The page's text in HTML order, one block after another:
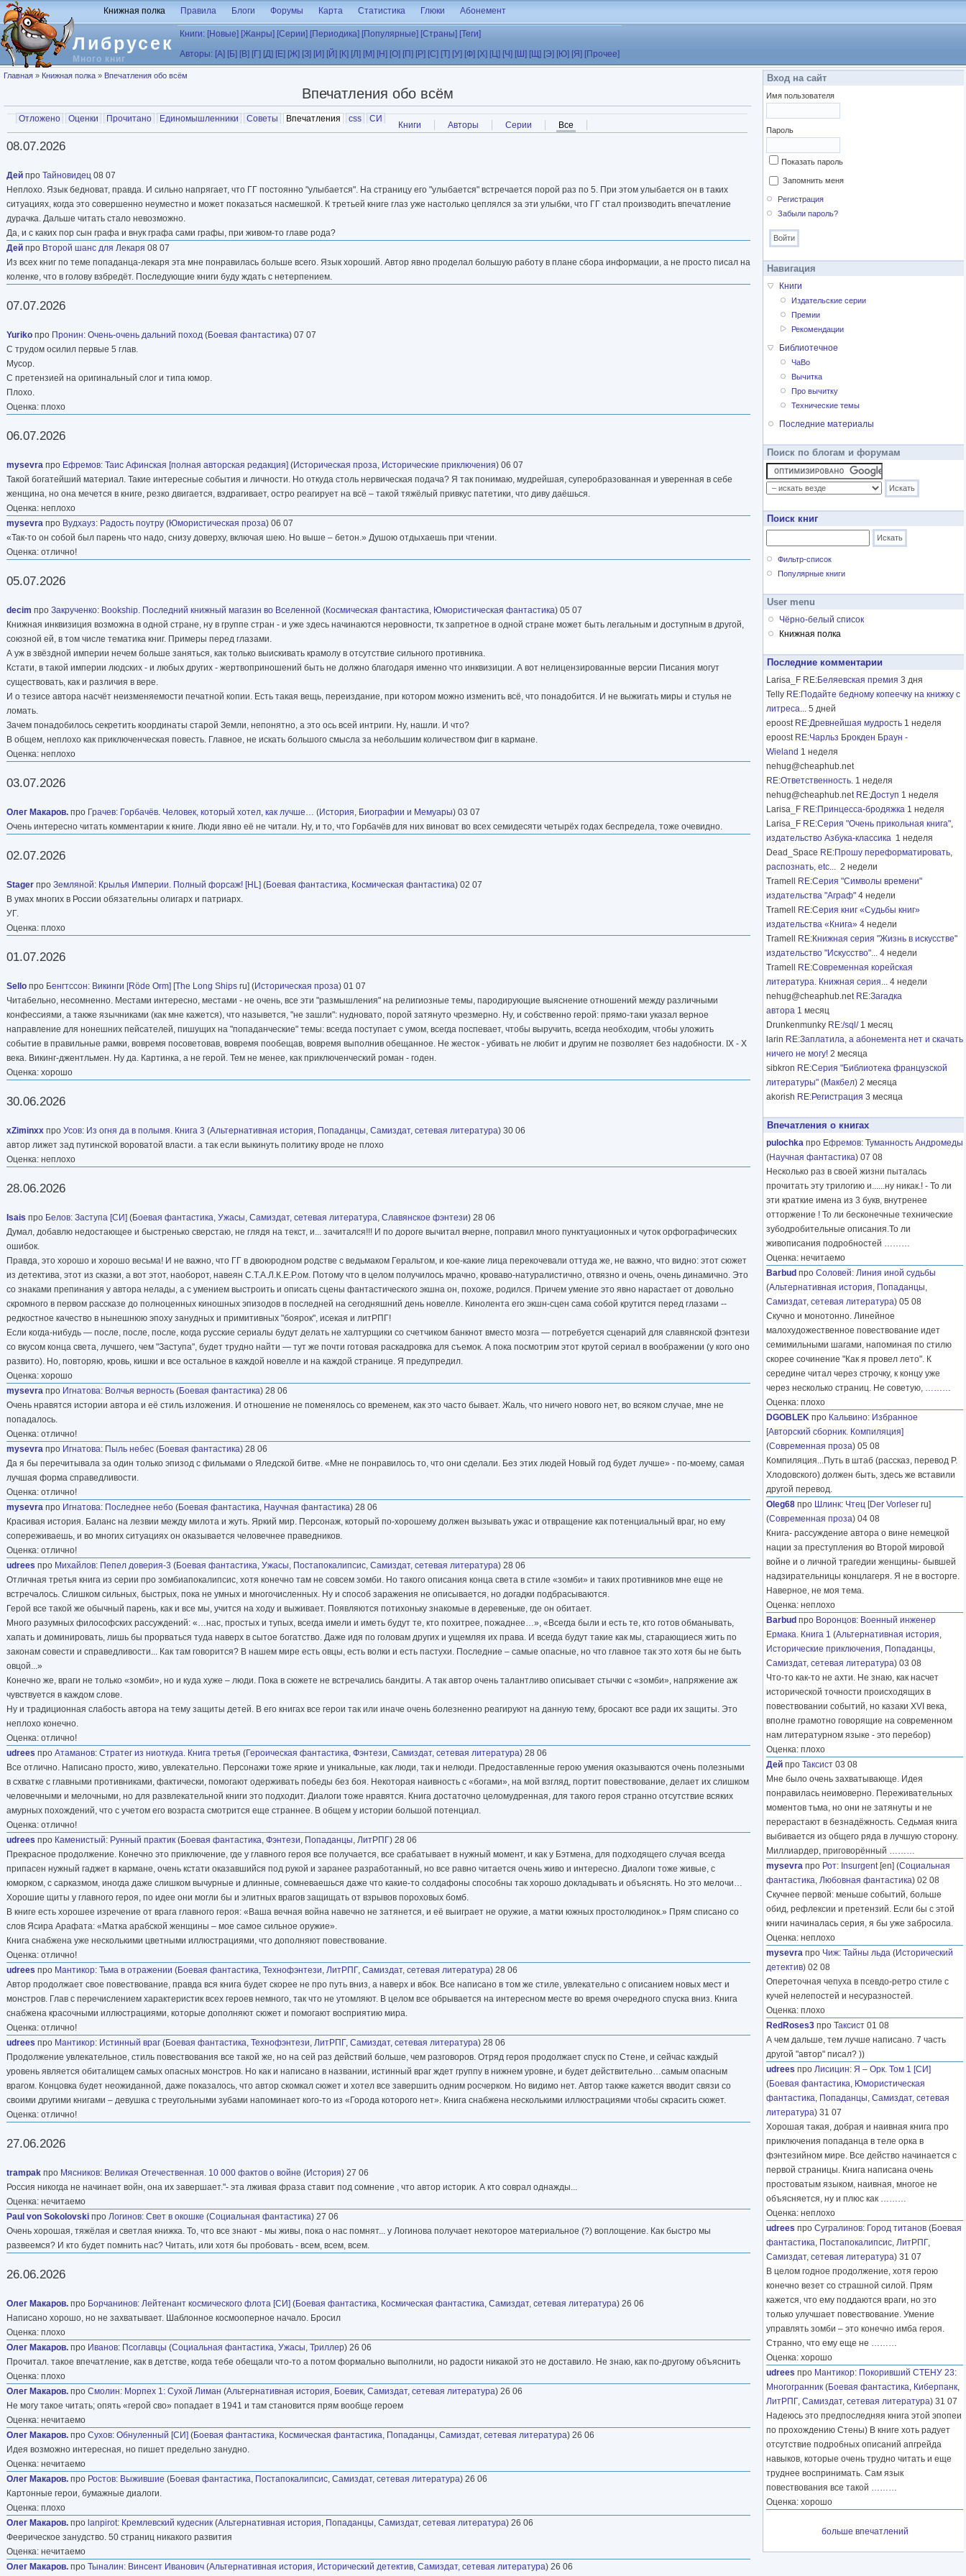
Перейти к основному содержанию
Либрусек
Много книг
Книжная полка Правила Блоги Форумы Карта Статистика Глюки Абонемент
Книги: [Новые] [Жанры] [Серии] [Периодика] [Популярные] [Страны] [Теги]
Авторы: [А] [Б] [В] [Г] [Д] [Е] [Ж] [З] [И] [Й] [К] [Л] [М] [Н] [О] [П] [Р] [С] [Т] [У] [Ф] [Х] [Ц] [Ч] [Ш] [Щ] [Э] [Ю] [Я] [Прочее]
Вы здесь
Главная » Книжная полка » Впечатления обо всём
Впечатления обо всём
Главные вкладки
Отложено Оценки Прочитано Единомышленники Советы Впечатления (активная вкладка)
css СИ
Вторичные вкладки Книги Авторы Серии Все
08.07.2026
Дей про Тайновидец 08 07
Неплохо. Язык бедноват, правда. И сильно напрягает, что ГГ постоянно "улыбается". На страницу его "улыбается" встречается порой раз по 5. При этом улыбается он в таких
ситуациях, когда это совершенно неуместно и может показаться насмешкой. К третьей книге глаз уже настолько цеплялся за эти улыбки, что ГГ стал производить впечатление
дурачка. Дальше читать стало невозможно.
Да, и с каких пор сын графа и внук графа сами графы, при живом-то главе рода?
Дей про Второй шанс для Лекаря 08 07
Из всех книг по теме попаданца-лекаря эта мне понравилась больше всего. Язык хороший. Автор явно проделал большую работу в плане сбора информации, а не просто писал на
коленке, что в голову взбредёт. Последующие книги буду ждать с нетерпением.
07.07.2026
Yuriko про Пронин: Очень-очень дальний поход (Боевая фантастика) 07 07
С трудом осилил первые 5 глав.
Мусор.
С претензией на оригинальный слог и типа юмор.
Плохо.
Оценка: плохо
06.07.2026
mysevra про Ефремов: Таис Афинская [полная авторская редакция] (Историческая проза, Исторические приключения) 06 07
Такой богатейший материал. Такие интересные события и личности. Но откуда столь нервическая подача? Я так понимаю, мудрейшая, суперобразованная и уверенная в себе
женщина, но она мечется в книге, резко двигается, вздрагивает, остро реагирует на всё – такой тяжёлый привкус патетики, что диву даёшься.
Оценка: неплохо
mysevra про Вудхауз: Радость поутру (Юмористическая проза) 06 07
«Так-то он собой был парень что надо, снизу доверху, включая шею. Но выше – бетон.» Душою отдыхаешь при чтении.
Оценка: отлично!
05.07.2026
decim про Закрученко: Bookship. Последний книжный магазин во Вселенной (Космическая фантастика, Юмористическая фантастика) 05 07
Книжная инквизиция возможна в одной стране, ну в группе стран - и уже здесь начинаются неровности, тк запретное в одной стране может быть легальным и доступным в другой,
союзной ей, в том числе тематика книг. Примеры перед глазами.
А уж в звёздной империи нечем больше заняться, как только выискивать крамолу в отсутствие сильного противника.
Кстати, в такой империи людских - и любых других - жертвоприношений быть не должно благодаря именно что инквизиции. А вот нелицензированные версии Писания могут
существовать, как и различия в вере.
И о тезисе автора насчёт неизменяемости печатной копии. Есть такая вещь, переиздание, при котором можно изменить всё, что понадобится. И не выжигать миры и стулья не
ломать.
Зачем понадобилось секретить координаты старой Земли, непонятно, а это ось всей интриги. Ну, нашли. И что?
В общем, неплохо как приключенческая повесть. Главное, не искать большого смысла за небольшим количеством фиг в кармане.
Оценка: неплохо
03.07.2026
Олег Макаров. про Грачев: Горбачёв. Человек, который хотел, как лучше… (История, Биографии и Мемуары) 03 07
Очень интересно читать комментарии к книге. Люди явно её не читали. Ну, и то, что Горбачёв для них виноват во всех семидесяти четырёх годах беспредела, тоже очевидно.
02.07.2026
Stager про Земляной: Крылья Империи. Полный форсаж! [HL] (Боевая фантастика, Космическая фантастика) 02 07
В умах многих в России обязательны олигарх и патриарх.
УГ.
Оценка: плохо
01.07.2026
Sello про Бенгтссон: Викинги [Röde Orm] [The Long Ships ru] (Историческая проза) 01 07
Читабельно, несомненно. Местами интересно, местами - не очень, все эти "размышления" на религиозные темы, пародирующие выяснение отношений между различными
конфессиями, а также язычниками (как мне кажется), что назывется, "не зашли": нудновато, порой затянуто чрезмерно. Ну, и собственно герой: прямо-таки указал верное
направление для нонешних пейсателей, пишущих на "попаданческие" темы: всегда поступает с умом, всегда поспевает, чтобы выручить, всегда необходим, чтобы уложить
событие в правильные рамки, вовремя посоветовав, вовремя пообещав, вовремя выполнив обещанное. Не жесток - убивать не любит и другим не позволяет без надобности. IX - X
века. Викинг-джентльмен. Ну да. Картинка, а не герой. Тем не менее, как приключенческий роман - годен.
Оценка: хорошо
30.06.2026
xZiminxx про Усов: Из огня да в полымя. Книга 3 (Альтернативная история, Попаданцы, Самиздат, сетевая литература) 30 06
автор лижет зад путинской вороватой власти. а так если выкинуть политику вроде не плохо
Оценка: неплохо
28.06.2026
Isais про Белов: Заступа [СИ] (Боевая фантастика, Ужасы, Самиздат, сетевая литература, Славянское фэнтези) 28 06
Думал, добавлю недостающее и быстренько сверстаю, не глядя на текст, и... зачитался!!! И по дороге вычитал вчерне, поправил много пунктуационных и чуток орфографических
ошибок.
Правда, это хорошо и хорошо весьма! И не важно, что ГГ в двоюродном родстве с ведьмаком Геральтом, и кое-какие лица перекочевали оттуда же, не важно, что видно: этот сюжет
из детектива, этот из сказки, а вот этот, наоборот, навеян С.Т.А.Л.К.Е.Р.ом. Потому что в целом получилось мрачно, кроваво-натуралистично, отвязно и очень, очень динамично. Это
со знаками препинания у автора нелады, а с умением выстроить и описать сцены фантастического экшна он, похоже, родился. Причем умение это явно нарастает от довольно
скромного в первом рассказе до полноценных киношных эпизодов в последней на сегодняшний день новелле. Кинолента его экшн-сцен сама собой крутится перед глазами --
редкостное качество в нынешнюю эпоху занудных и примитивных "боярок", исекая и литРПГ!
Если когда-нибудь — после, после, после, когда русские сериалы будут делать не халтурщики со счетчиком банкнот вместо мозга — потребуется сценарий для славянской фэнтези
со вкусом конца света, лучшего, чем "Заступа", будет трудно найти — тут же почти готовая раскадровка для съемок. А пока посмотрим этот крутой сериал в воображении (у кого оно
развито). Но, повторяю, кровь, кишки и все остальное в каждой новелле и на каждой странице. Я предупредил.
Оценка: хорошо
mysevra про Игнатова: Волчья верность (Боевая фантастика) 28 06
Очень нравятся истории автора и её стиль изложения. И отношение не поменялось со временем, как это часто бывает. Жаль, что ничего нового нет, во всяком случае, мне не
попадалось.
Оценка: отлично!
mysevra про Игнатова: Пыль небес (Боевая фантастика) 28 06
Да я бы перечитывала за один только эпизод с фильмами о Яледской битве. «Мне не понравилось то, что они сделали. Без этих людей Новый год будет лучше» - по-моему, самая
лучшая форма справедливости.
Оценка: отлично!
mysevra про Игнатова: Последнее небо (Боевая фантастика, Научная фантастика) 28 06
Красивая история. Баланс на лезвии между милота и жуть. Яркий мир. Персонаж, который по-хорошему должен вызывать ужас и отвращение как потенциальный враг, но ему
сопереживаешь, и во многих ситуациях он оказывается человечнее праведников.
Оценка: отлично!
udrees про Михайлов: Пепел доверия-3 (Боевая фантастика, Ужасы, Постапокалипсис, Самиздат, сетевая литература) 28 06
Отличная третья книга из серии про зомбиапокалипсис, хотя конечно там не совсем зомби. Но такого описания конца света в стиле «зомби» и таких противников мне еще не
встречалось. Слишком сильных, быстрых, пока не умных и многочисленных. Ну и способ заражения не описывается, но догадки подбрасываются.
Герой все такой же обычный парень, как и все мы, учится на ходу и выживает. Появляются потихоньку знакомые в деревеньке, где он обитает.
Много разумных философских рассуждений: «…нас, простых и тупых, всегда имели и иметь будут те, кто похитрее, пожаднее…», «Всегда были и есть те, кто готов обманывать,
хапать и доминировать, лишь бы прорваться туда наверх в сытое богатство. Даже идя по головам других и ущемляя их права. И всегда будут такие как мы, старающиеся жить по
законам совести и справедливости... Как там говорится? В нашем мире есть овцы, есть волки и есть пастухи. Последние – самые опасные, но что главное так это хотя бы не быть
овцой...»
Конечно же, враги не только «зомби», но и куда хуже – люди. Пока в сюжете не встречались бандиты. А так автор очень талантливо описывает стычки с «зомби», напряжение аж
чувствуется в каждом слове.
Ну и традиционная слабость автора на тему защиты детей. В его книгах все герои так или иначе очень болезненно реагируют на данную тему, бросают все ради их защиты. Это
неплохо конечно.
Оценка: отлично!
udrees про Атаманов: Стратег из ниоткуда. Книга третья (Героическая фантастика, Фэнтези, Самиздат, сетевая литература) 28 06
Все отлично. Написано просто, живо, увлекательно. Персонажи тоже яркие и уникальные, как люди, так и нелюди. Предоставленные герою умения оказываются очень полезными
в схватке с главными противниками, фактически, помогают одерживать победы без боя. Некоторая наивность с «богами», на мой взгляд, портит повествование, делает их слишком
человечными и мелочными, но для развлекательной книги это подходит. Диалоги тоже нравятся. Книга достаточно целомудренная, для такого героя странно отсутствие всяких
амурных похождений, что с учетом его возраста смотрится еще страннее. В общем у истории большой потенциал.
Оценка: отлично!
udrees про Каменистый: Рунный практик (Боевая фантастика, Фэнтези, Попаданцы, ЛитРПГ) 28 06
Прекрасное продолжение. Конечно это приключение, где у главного героя все получается, все срабатывает в нужный момент, и как у Бэтмена, для подходящего случая всегда
припасен нужный гаджет в кармане, очень кстати оказавшийся под рукой и заранее разработанный, но все равно читается очень живо и интересно. Диалоги тоже живые, с
юморком, с сарказмом, иногда даже слишком вычурные и длинные, сомневаешься даже что какие-то солдафоны способны так хорошо докладывать и объяснять. Но это мелочи…
Хорошие щиты у главного героя, по идее они могли бы и элитных врагов защищать от взрывов пороховых бомб.
В книге есть хорошее изречение от врага главного героя: «Ваша вечная война навечно не затянется, и её выиграет не оружие, а матки южных простолюдинок.» Прям списано со
слов Ясира Арафата: «Матка арабской женщины – мое самое сильное оружие».
Книга снабжена уже несколькими цветными иллюстрациями, что дополняют повествование.
Оценка: отлично!
udrees про Мантикор: Тьма в отражении (Боевая фантастика, Технофэнтези, ЛитРПГ, Самиздат, сетевая литература) 28 06
Автор продолжает свое повествование, правда вся книга будет скорее не про путь вниз, а наверх и вбок. Все написано в том же стиле, увлекательно с описанием новых мест и
монстров. Глав с перечислением характеристик всех героев немного, так что не утомляют. В целом все обрывается на интересном месте во время очередного спуска вниз. Книга
снабжена красочными иллюстрациями, которые дополняют сюжет и помогают восприятию мира.
Оценка: отлично!
udrees про Мантикор: Истинный враг (Боевая фантастика, Технофэнтези, ЛитРПГ, Самиздат, сетевая литература) 28 06
Продолжение увлекательное, стиль повествования все такой же, но на сей раз действий больше, чем разговоров. Отряд героя продолжает спуск по Стене, и сейчас каждый
уровень является обиталищем самых опасных монстров. Но как и написано в названии, истинный враг ждет группу в нижнем уровне, и будет действительно…самым опасным
врагом. Концовка будет неожиданной, даже показалось, что автор скомкал сюжет и хотел все завершить одним росчерком. Но видимо нет. Автор также кажется вводит связи со
своими другими книгами – девушка с треугольными зубами напоминает кого-то из «Города которого нет». Книга снабжена несколькими иллюстрациями чтобы скрасить сюжет.
Оценка: отлично!
27.06.2026
trampak про Мясников: Великая Отечественная. 10 000 фактов о войне (История) 27 06
Россия никогда не начинает войн, она их завершает."- эта лживая фраза ставит под сомнение , что автор историк. А кто соврал однажды...
Оценка: нечитаемо
Paul von Sokolovski про Логинов: Свет в окошке (Социальная фантастика) 27 06
Очень хорошая, тяжёлая и светлая книжка. То, что все знают - мы живы, пока о нас помнят... у Логинова получает некоторое материальное (?) воплощение. Как быстро мы
развеемся? И кто будет помнить нас? Читать, или хотя бы пробовать - всем, всем, всем.
26.06.2026
Олег Макаров. про Борчанинов: Лейтенант космического флота [СИ] (Боевая фантастика, Космическая фантастика, Самиздат, сетевая литература) 26 06
Написано хорошо, но не захватывает. Шаблонное космооперное начало. Бросил
Оценка: плохо
Олег Макаров. про Иванов: Псоглавцы (Социальная фантастика, Ужасы, Триллер) 26 06
Прочитал. такое впечатление, как в детстве, когда тебе обещали что-то а потом формально выполнили, но радости никакой это не доставило. Не знаю, как по-другому объяснить
Оценка: плохо
Олег Макаров. про Смолин: Морпех 1: Сухой Лиман (Альтернативная история, Боевик, Самиздат, сетевая литература) 26 06
Не могу такое читать; опять «герой сво» попадает в 1941 и там становится прям вообще героем
Оценка: нечитаемо
Олег Макаров. про Сухов: Обнуленный [СИ] (Боевая фантастика, Космическая фантастика, Попаданцы, Самиздат, сетевая литература) 26 06
Идея возможно интересная, но пишет предельно занудно.
Оценка: нечитаемо
Олег Макаров. про Ростов: Выжившие (Боевая фантастика, Постапокалипсис, Самиздат, сетевая литература) 26 06
Картонные герои, бумажные диалоги.
Оценка: плохо
Олег Макаров. про lanpirot: Кремлевский кудесник (Альтернативная история, Попаданцы, Самиздат, сетевая литература) 26 06
Феерическое занудство. 50 страниц никакого развития
Оценка: нечитаемо
Олег Макаров. про Тыналин: Винсент Иванович (Альтернативная история, Исторический детектив, Самиздат, сетевая литература) 26 06
Вход на сайт
Имя пользователя
Пароль
Показать пароль
Запомнить меня
Регистрация
Забыли пароль?
Навигация
Книги
Издательские серии
Премии
Рекомендации
Библиотечное
ЧаВо
Вычитка
Про вычитку
Технические темы
Последние материалы
Поиск по блогам и форумам
Поиск книг
Фильтр-список
Популярные книги
User menu
Чёрно-белый список
Книжная полка
Последние комментарии
Larisa_F RE:Беляевская премия 3 дня
Telly RE:Подайте бедному копеечку на книжку с
литреса... 5 дней
epoost RE:Древнейшая мудрость 1 неделя
epoost RE:Чарльз Брокден Браун -
Wieland 1 неделя
nehug@cheaphub.net
RE:Ответственность. 1 неделя
nehug@cheaphub.net RE:Доступ 1 неделя
Larisa_F RE:Принцесса-бродяжка 1 неделя
Larisa_F RE:Серия "Очень прикольная книга",
издательство Азбука-классика 1 неделя
Dead_Space RE:Прошу переформатировать,
распознать, etc... 2 недели
Tramell
RE:Серия "Символы времени"
издательства "Аграф" 4 недели
Tramell
RE:Серия книг «Судьбы книг»
издательства «Книга» 4 недели
Tramell
RE:Книжная серия "Жизнь в искусстве"
издательство "Искусство"... 4 недели
Tramell
RE:Современная корейская
литература. Книжная серия... 4 недели
nehug@cheaphub.net RE:Загадка
автора 1 месяц
Drunkenmunky RE:/sql/ 1 месяц
larin RE:Заплатила, а абонемента нет и скачать
ничего не могу! 2 месяца
sibkron RE:Серия "Библиотека французской
литературы" (Макбел) 2 месяца
akorish RE:Регистрация 3 месяца
Впечатления о книгах
pulochka про Ефремов: Туманность Андромеды
(Научная фантастика) 07 08
Несколько раз в своей жизни пыталась
прочитать эту трилогию и......ну никак.! - То ли
эти краткие имена из 3 букв, внутренее
отторжение ! То ли бесконечные технические
зубодробительные описания.То ли
живописания подробностей ………
Оценка: нечитаемо
Barbud про Соловей: Линия иной судьбы
(Альтернативная история, Попаданцы,
Самиздат, сетевая литература) 05 08
Скучно и монотонно. Линейное
малохудожественное повествование идет
семимильными шагами, напоминая по стилю
скорее сочинение "Как я провел лето". К
середине читал через строчку, к концу уже
через несколько страниц. Не советую, ………
Оценка: плохо
DGOBLEK про Кальвино: Избранное
[Авторский сборник. Компиляция]
(Современная проза) 05 08
Компиляция...Путь в штаб (рассказ, перевод Р.
Хлодовского) должен быть, здесь же вставили
другой перевод.
Oleg68 про Шлинк: Чтец [Der Vorleser ru]
(Современная проза) 04 08
Книга- рассуждение автора о вине немецкой
нации за преступления во Второй мировой
войне и о личной трагедии женщины- бывшей
надзирательницы концлагеря. Я не в восторге.
Наверное, не моя тема.
Оценка: неплохо
Barbud про Воронцов: Военный инженер
Ермака. Книга 1 (Альтернативная история,
Исторические приключения, Попаданцы,
Самиздат, сетевая литература) 03 08
Что-то как-то не ахти. Не знаю, как насчет
исторической точности происходящих в
повествовании событий, но казаки XVI века,
вполне грамотно говорящие на современном
нам литературном языке - это перебор)
Оценка: плохо
Дей про Таксист 03 08
Мне было очень захватывающе. Идея
понравилась неимоверно. Переживательных
моментов тьма, но они не затянуты и не
перерастают в безнадёжность. Седьмая книга
выбивается из общего ряда в лучшую сторону.
Миллиардер, приговорённый ………
mysevra про Рот: Insurgent[en] (Социальная
фантастика, Любовная фантастика) 02 08
Скучнее первой: меньше событий, больше
обид, рефлексии и претензий. Если бы с этой
книги начиналась серия, я бы уже забросила.
Оценка: неплохо
mysevra про Чиж: Тайны льда (Исторический
детектив) 02 08
Опереточная чепуха в псевдо-ретро стиле с
кучей нелепостей и несуразностей.
Оценка: плохо
RedRoses3 про Таксист 01 08
А чем дальше, тем лучше написано. 7 часть
другой "автор" писал? ))
udrees про Лисицин: Я – Орк. Том 1 [СИ]
(Боевая фантастика, Юмористическая
фантастика, Попаданцы, Самиздат, сетевая
литература) 31 07
Хорошая такая, добрая и наивная книга про
приключения попаданца в теле орка в
фэнтезийном мире. Все действо начинается с
первой страницы. Книга написана очень
простоватым языком, наивная, многое не
объясняется, ну и плюс как ………
Оценка: неплохо
udrees про Сугралинов: Город титанов (Боевая
фантастика, Постапокалипсис, ЛитРПГ,
Самиздат, сетевая литература) 31 07
В целом годное продолжение, хотя герою
конечно везет со страшной силой. Прям
кажется, что ему поддаются враги, но это
только улучшает повествование. Умение
управлять зомби – это конечно имба героя.
Странно, что ему еще не ………
Оценка: хорошо
udrees про Мантикор: Покоривший СТЕНУ 23:
Многогранник (Боевая фантастика, Киберпанк,
ЛитРПГ, Самиздат, сетевая литература) 31 07
Надеюсь это предпоследняя книга этой эпопеи
по прохождению Стены) В книге хоть радует
отсутствие подробных описаний апгрейда
навыков, которые очень трудно читать и еще
труднее воспринимать. Сам язык
повествования все такой ………
Оценка: хорошо
больше впечатлений